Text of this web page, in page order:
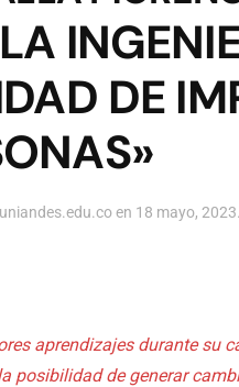
DE
en 18 mayo, 2023
aprendizajes durante su
posibilidad de generar